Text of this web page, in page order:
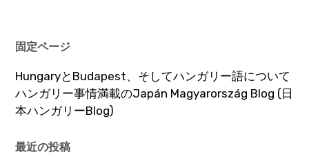
固定ページ
HungaryとBudapest、そしてハンガリー語について
ハンガリー事情満載のJapán Magyarország Blog (日
本ハンガリーBlog)
最近の投稿